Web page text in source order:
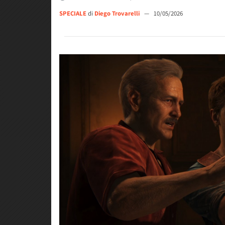
SPECIALEdi Diego Trovarelli — 10/05/2026